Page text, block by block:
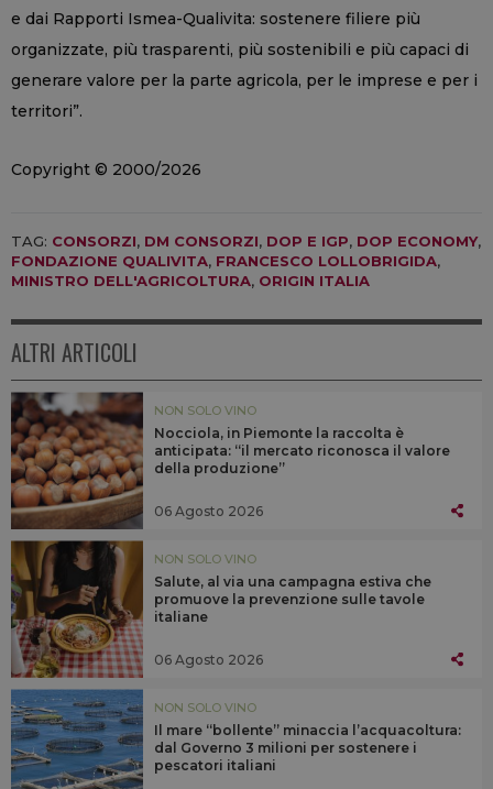
e dai Rapporti Ismea-Qualivita: sostenere filiere più
organizzate, più trasparenti, più sostenibili e più capaci di
generare valore per la parte agricola, per le imprese e per i
territori”.
Copyright © 2000/2026
TAG: CONSORZI, DM CONSORZI, DOP E IGP, DOP ECONOMY,
FONDAZIONE QUALIVITA, FRANCESCO LOLLOBRIGIDA,
MINISTRO DELL'AGRICOLTURA, ORIGIN ITALIA
ALTRI ARTICOLI
NON SOLO VINO
Nocciola, in Piemonte la raccolta è
anticipata: “il mercato riconosca il valore
della produzione”
06 Agosto 2026
NON SOLO VINO
Salute, al via una campagna estiva che
promuove la prevenzione sulle tavole
italiane
06 Agosto 2026
NON SOLO VINO
Il mare “bollente” minaccia l’acquacoltura:
dal Governo 3 milioni per sostenere i
pescatori italiani